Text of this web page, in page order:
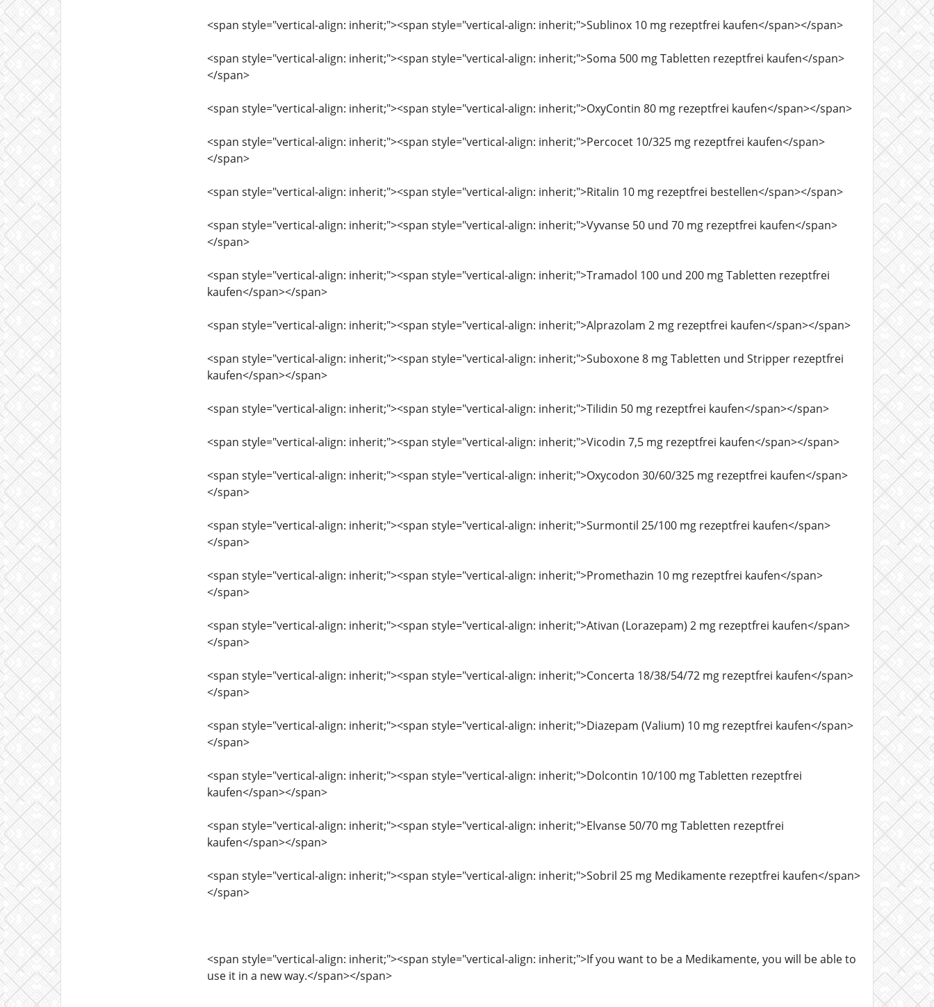
<span style="vertical-align: inherit;"><span style="vertical-align: inherit;">Sublinox 10 mg rezeptfrei kaufen</span></span>
<span style="vertical-align: inherit;"><span style="vertical-align: inherit;">Soma 500 mg Tabletten rezeptfrei kaufen</span>
</span>
<span style="vertical-align: inherit;"><span style="vertical-align: inherit;">OxyContin 80 mg rezeptfrei kaufen</span></span>
<span style="vertical-align: inherit;"><span style="vertical-align: inherit;">Percocet 10/325 mg rezeptfrei kaufen</span>
</span>
<span style="vertical-align: inherit;"><span style="vertical-align: inherit;">Ritalin 10 mg rezeptfrei bestellen</span></span>
<span style="vertical-align: inherit;"><span style="vertical-align: inherit;">Vyvanse 50 und 70 mg rezeptfrei kaufen</span>
</span>
<span style="vertical-align: inherit;"><span style="vertical-align: inherit;">Tramadol 100 und 200 mg Tabletten rezeptfrei
kaufen</span></span>
<span style="vertical-align: inherit;"><span style="vertical-align: inherit;">Alprazolam 2 mg rezeptfrei kaufen</span></span>
<span style="vertical-align: inherit;"><span style="vertical-align: inherit;">Suboxone 8 mg Tabletten und Stripper rezeptfrei
kaufen</span></span>
<span style="vertical-align: inherit;"><span style="vertical-align: inherit;">Tilidin 50 mg rezeptfrei kaufen</span></span>
<span style="vertical-align: inherit;"><span style="vertical-align: inherit;">Vicodin 7,5 mg rezeptfrei kaufen</span></span>
<span style="vertical-align: inherit;"><span style="vertical-align: inherit;">Oxycodon 30/60/325 mg rezeptfrei kaufen</span>
</span>
<span style="vertical-align: inherit;"><span style="vertical-align: inherit;">Surmontil 25/100 mg rezeptfrei kaufen</span>
</span>
<span style="vertical-align: inherit;"><span style="vertical-align: inherit;">Promethazin 10 mg rezeptfrei kaufen</span>
</span>
<span style="vertical-align: inherit;"><span style="vertical-align: inherit;">Ativan (Lorazepam) 2 mg rezeptfrei kaufen</span>
</span>
<span style="vertical-align: inherit;"><span style="vertical-align: inherit;">Concerta 18/38/54/72 mg rezeptfrei kaufen</span>
</span>
<span style="vertical-align: inherit;"><span style="vertical-align: inherit;">Diazepam (Valium) 10 mg rezeptfrei kaufen</span>
</span>
<span style="vertical-align: inherit;"><span style="vertical-align: inherit;">Dolcontin 10/100 mg Tabletten rezeptfrei
kaufen</span></span>
<span style="vertical-align: inherit;"><span style="vertical-align: inherit;">Elvanse 50/70 mg Tabletten rezeptfrei
kaufen</span></span>
<span style="vertical-align: inherit;"><span style="vertical-align: inherit;">Sobril 25 mg Medikamente rezeptfrei kaufen</span>
</span>
<span style="vertical-align: inherit;"><span style="vertical-align: inherit;">If you want to be a Medikamente, you will be able to
use it in a new way.</span></span>